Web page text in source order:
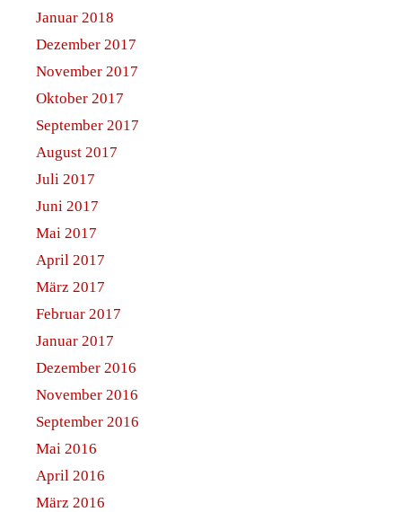
Januar 2018
Dezember 2017
November 2017
Oktober 2017
September 2017
August 2017
Juli 2017
Juni 2017
Mai 2017
April 2017
März 2017
Februar 2017
Januar 2017
Dezember 2016
November 2016
September 2016
Mai 2016
April 2016
März 2016